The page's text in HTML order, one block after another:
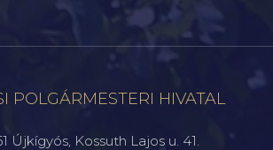
POLGÁRMESTERI HIVATAL
Újkígyós, Kossuth Lajos u. 41.